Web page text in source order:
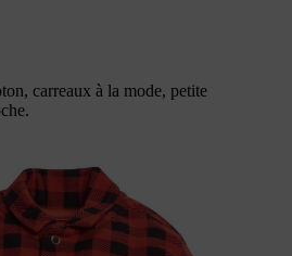
carreaux à la mode, petite